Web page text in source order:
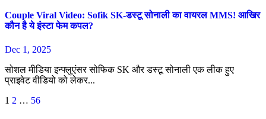
Couple Viral Video: Sofik SK-डस्टू सोनाली का वायरल MMS! आखिर
कौन है ये इंस्टा फेम कपल?
Dec 1, 2025
सोशल मीडिया इन्फ्लुएंसर सोफिक SK और डस्टू सोनाली एक लीक हुए
प्राइवेट वीडियो को लेकर...
Posts
1 2 … 56